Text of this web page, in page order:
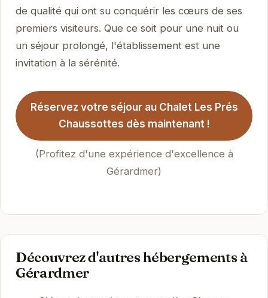
de qualité qui ont su conquérir les cœurs de ses
premiers visiteurs. Que ce soit pour une nuit ou
un séjour prolongé, l'établissement est une
invitation à la sérénité.
Réservez votre séjour au Chalet Les Prés
Chaussottes dès maintenant !
(Profitez d'une expérience d'excellence à
Gérardmer)
Découvrez d'autres hébergements à
Gérardmer